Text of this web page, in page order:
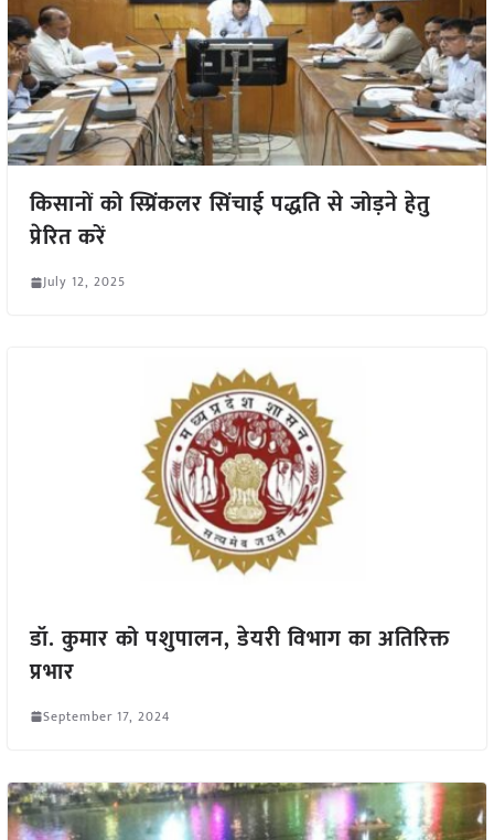
किसानों को स्प्रिंकलर सिंचाई पद्धति से जोड़ने हेतु
प्रेरित करें
July 12, 2025
डॉ. कुमार को पशुपालन, डेयरी विभाग का अतिरिक्त
प्रभार
September 17, 2024